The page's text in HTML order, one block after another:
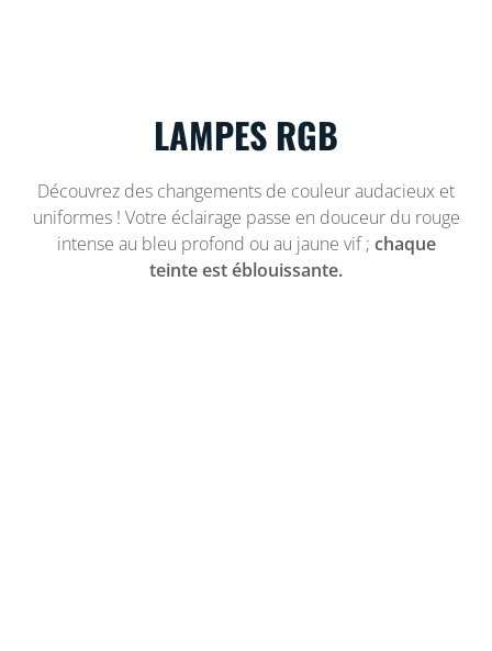
LAMPES RGB
Découvrez des changements de couleur audacieux et
uniformes ! Votre éclairage passe en douceur du rouge
intense au bleu profond ou au jaune vif ; chaque
teinte est éblouissante.